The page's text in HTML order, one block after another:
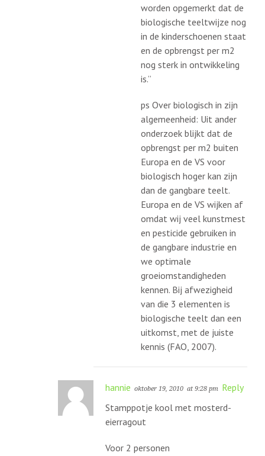
worden opgemerkt dat de
biologische teeltwijze nog
in de kinderschoenen staat
en de opbrengst per m2
nog sterk in ontwikkeling
is.”
ps Over biologisch in zijn
algemeenheid: Uit ander
onderzoek blijkt dat de
opbrengst per m2 buiten
Europa en de VS voor
biologisch hoger kan zijn
dan de gangbare teelt.
Europa en de VS wijken af
omdat wij veel kunstmest
en pesticide gebruiken in
de gangbare industrie en
we optimale
groeiomstandigheden
kennen. Bij afwezigheid
van die 3 elementen is
biologische teelt dan een
uitkomst, met de juiste
kennis (FAO, 2007).
hannie oktober 19, 2010 at 9:28 pm Reply
Stamppotje kool met mosterd-
eierragout
Voor 2 personen